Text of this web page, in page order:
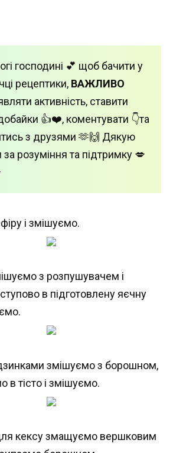
господині 💕 щоб бачити у
рецептики, ВАЖЛИВО
активність, ставити
👍❤️, коментувати 👇та
з друзями 🫶🙌 Дякую
за розуміння та підтримку 💋
і змішуємо.
з розпушувачем і
в підготовлену яєчну
змішуємо з борошном,
в тісто і змішуємо.
кексу змащуємо вершковим